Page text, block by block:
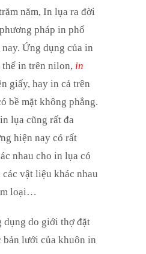
năm, In lụa ra đời
pháp in phổ
Ứng dụng của in
thể in trên nilon, in
giấy, hay in cả trên
bề mặt không phẳng.
lụa cũng rất đa
hiện nay có rất
nhau cho in lụa có
vật liệu khác nhau
loại…
dụng do giới thợ đặt
bản lưới của khuôn in